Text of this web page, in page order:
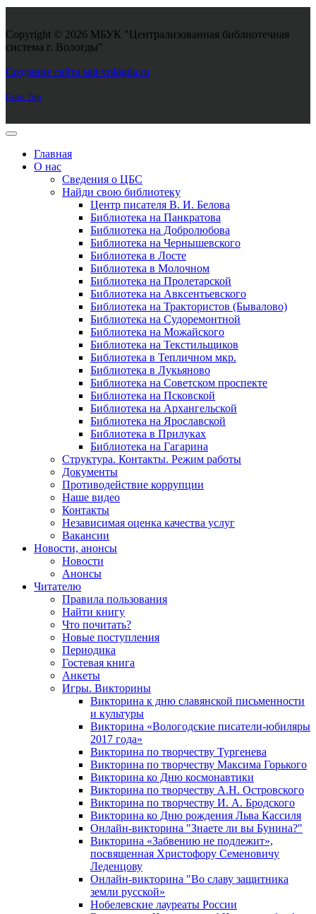
Copyright © 2026 МБУК "Централизованная библиотечная
система г. Вологды"
Создание сайта sait-vologda.ru
Goto Top
Главная
О нас
Сведения о ЦБС
Найди свою библиотеку
Центр писателя В. И. Белова
Библиотека на Панкратова
Библиотека на Добролюбова
Библиотека на Чернышевского
Библиотека в Лосте
Библиотека в Молочном
Библиотека на Пролетарской
Библиотека на Авксентьевского
Библиотека на Трактористов (Бывалово)
Библиотека на Судоремонтной
Библиотека на Можайского
Библиотека на Текстильщиков
Библиотека в Тепличном мкр.
Библиотека в Лукьяново
Библиотека на Советском проспекте
Библиотека на Псковской
Библиотека на Архангельской
Библиотека на Ярославской
Библиотека в Прилуках
Библиотека на Гагарина
Структура. Контакты. Режим работы
Документы
Противодействие коррупции
Наше видео
Контакты
Независимая оценка качества услуг
Вакансии
Новости, анонсы
Новости
Анонсы
Читателю
Правила пользования
Найти книгу
Что почитать?
Новые поступления
Периодика
Гостевая книга
Анкеты
Игры. Викторины
Викторина к дню славянской письменности
и культуры
Викторина «Вологодские писатели-юбиляры
2017 года»
Викторина по творчеству Тургенева
Викторина по творчеству Максима Горького
Викторина ко Дню космонавтики
Викторина по творчеству А.Н. Островского
Викторина по творчеству И. А. Бродского
Викторина ко Дню рождения Льва Кассиля
Онлайн-викторина "Знаете ли вы Бунина?"
Викторина «Забвению не подлежит»,
посвященная Христофору Семеновичу
Леденцову
Онлайн-викторина "Во славу защитника
земли русской»
Нобелевские лауреаты России